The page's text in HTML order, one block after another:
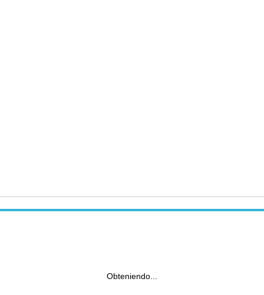
Obteniendo...